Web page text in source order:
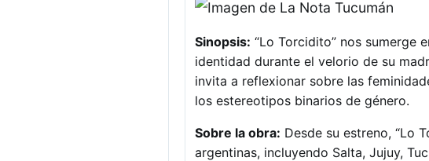
Sinopsis: “Lo Torcidito” nos sumerge
identidad durante el velorio de su
invita a reflexionar sobre las
los estereotipos binarios de género.
Sobre la obra: Desde su estreno, “Lo
argentinas, incluyendo Salta, Jujuy,